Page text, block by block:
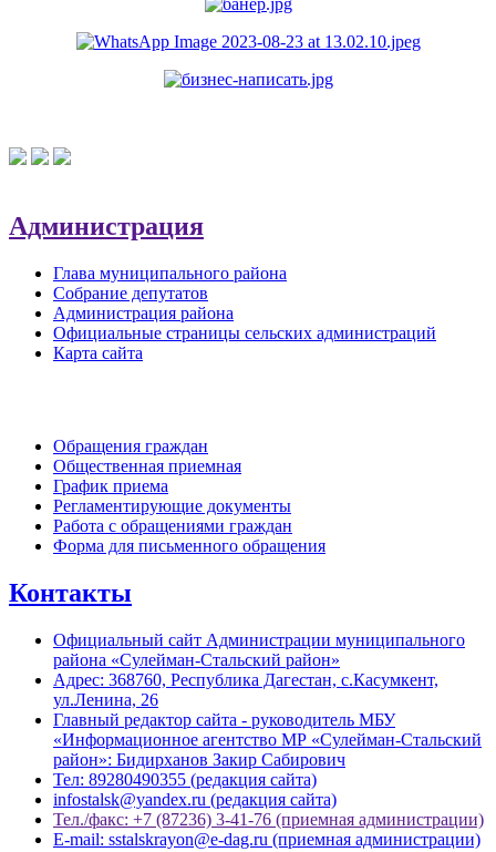
Администрация
Глава муниципального района
Собрание депутатов
Администрация района
Официальные страницы сельских администраций
Карта сайта
Обращения граждан
Общественная приемная
График приема
Регламентирующие документы
Работа с обращениями граждан
Форма для письменного обращения
Контакты
Официальный сайт Администрации муниципального
района «Сулейман-Стальский район»
Адрес: 368760, Республика Дагестан, с.Касумкент,
ул.Ленина, 26
Главный редактор сайта - руководитель МБУ
«Информационное агентство МР «Сулейман-Стальский
район»: Бидирханов Закир Сабирович
Тел: 89280490355 (редакция сайта)
infostalsk@yandex.ru (редакция сайта)
Тел./факс: +7 (87236) 3-41-76 (приемная администрации)
E-mail: sstalskrayon@e-dag.ru (приемная администрации)